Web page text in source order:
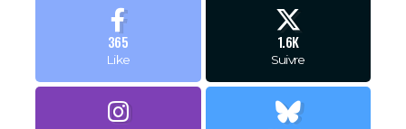
365
Like
1.6K
Suivre